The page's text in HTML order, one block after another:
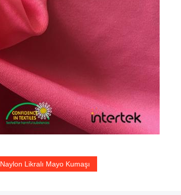
Naylon Likralı Mayo Kumaşı